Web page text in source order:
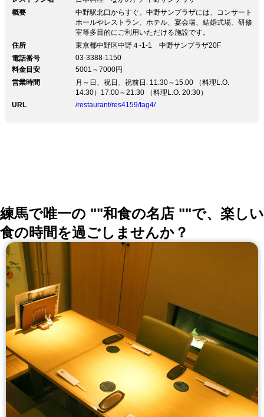
概要
中野駅北口からすぐ。中野サンプラザには、コンサート
ホールやレストラン、ホテル、宴会場、結婚式場、研修
室等多目的にご利用いただける施設です。
住所
東京都中野区中野４-1-1 中野サンプラザ20F
電話番号
03-3388-1150
料金目安
5001～7000円
営業時間
月～日、祝日、祝前日: 11:30～15:00 （料理L.O.
14:30）17:00～21:30 （料理L.O. 20:30）
URL
/restaurant/res4159/tag4/
練馬で唯一の ""和食の名店 ""で、楽しい
食の時間を過ごしませんか？